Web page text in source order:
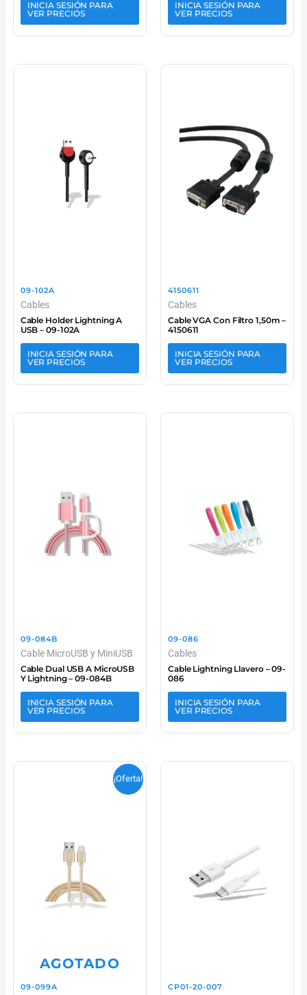
INICIA SESIÓN PARA
VER PRECIOS
INICIA SESIÓN PARA
VER PRECIOS
09-102A
Cables
Cable Holder Lightning A
USB – 09-102A
INICIA SESIÓN PARA
VER PRECIOS
4150611
Cables
Cable VGA Con Filtro 1,50m –
4150611
INICIA SESIÓN PARA
VER PRECIOS
09-084B
Cable MicroUSB y MiniUSB
Cable Dual USB A MicroUSB
Y Lightning – 09-084B
INICIA SESIÓN PARA
VER PRECIOS
09-086
Cables
Cable Lightning Llavero – 09-
086
INICIA SESIÓN PARA
VER PRECIOS
¡Oferta!
AGOTADO
09-099A CP01-20-007